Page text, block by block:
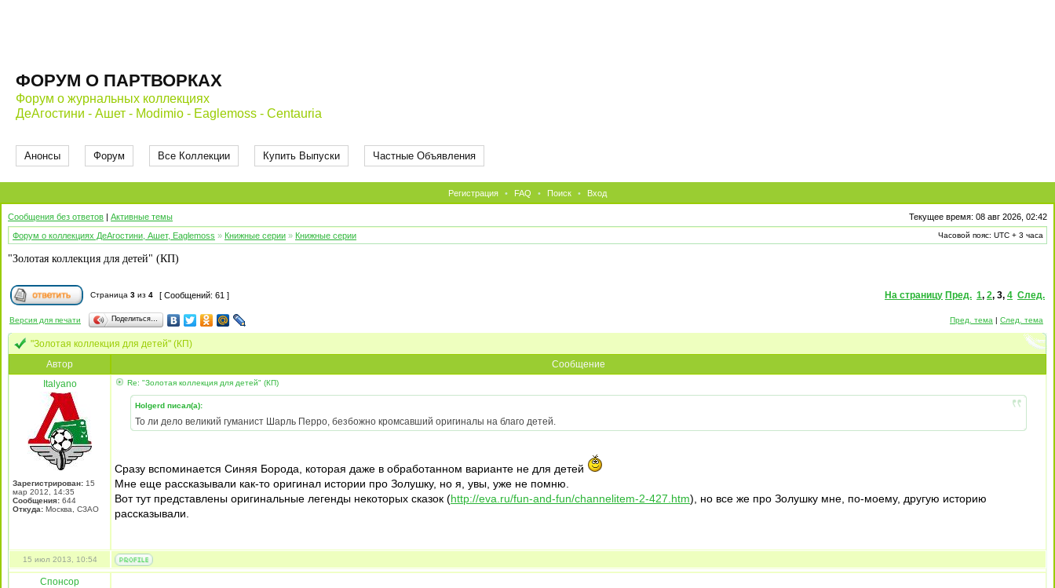
ФОРУМ О ПАРТВОРКАХ
Форум о журнальных коллекциях
ДеАгостини - Ашет - Modimio - Eaglemoss - Centauria
Анонсы Форум Все Коллекции Купить Выпуски Частные Объявления
Регистрация • FAQ • Поиск • Вход
Сообщения без ответов | Активные темы
Текущее время: 08 авг 2026, 02:42
Форум о коллекциях ДеАгостини, Ашет, Eaglemoss » Книжные серии » Книжные серии Часовой пояс: UTC + 3 часа
"Золотая коллекция для детей" (КП)
Страница 3 из 4 [ Сообщений: 61 ] На страницу Пред. 1, 2, 3, 4 След.
Версия для печати Поделиться… Пред. тема | След. тема
"Золотая коллекция для детей" (КП)
Автор
Сообщение
Italyano
Зарегистрирован: 15
мар 2012, 14:35
Сообщения: 644
Откуда: Москва, СЗАО
Re: "Золотая коллекция для детей" (КП)
Holgerd писал(а):
То ли дело великий гуманист Шарль Перро, безбожно кромсавший оригиналы на благо детей.
Сразу вспоминается Синяя Борода, которая даже в обработанном варианте не для детей
Мне еще рассказывали как-то оригинал истории про Золушку, но я, увы, уже не помню.
Вот тут представлены оригинальные легенды некоторых сказок (http://eva.ru/fun-and-fun/channelitem-2-427.htm), но все же про Золушку мне, по-моему, другую историю
рассказывали.
15 июл 2013, 10:54
Спонсор